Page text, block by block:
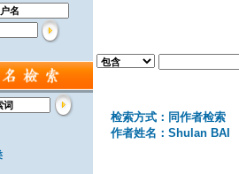
检索方式：同作者检索
作者姓名：Shulan BAI